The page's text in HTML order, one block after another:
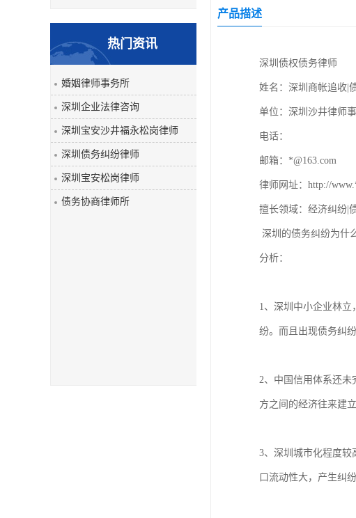
热门资讯
婚姻律师事务所
深圳企业法律咨询
深圳宝安沙井福永松岗律师
深圳债务纠纷律师
深圳宝安松岗律师
债务协商律师所
产品描述
深圳债权债务律师
姓名：深圳商帐追收|
单位：深圳沙井律师
电话：
邮箱：*@163.com
律师网址：http://
擅长领域：经济纠纷|
分析：
1、深圳中小企业林
纷。而且出现债务纠
2、中国信用体系还未
方之间的经济往来建
3、深圳城市化程度较
口流动性大，产生纠